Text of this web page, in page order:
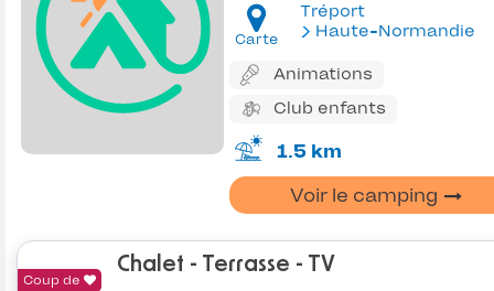
Carte
Tréport
Haute-Normandie
Animations
Club enfants
1.5 km
Voir le camping
Coup de
Chalet - Terrasse - TV